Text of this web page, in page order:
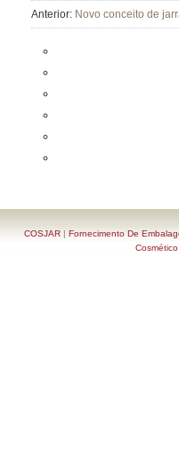
Anterior: Novo conceito de
COSJAR| Fornecimento De